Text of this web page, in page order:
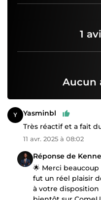
1
Aucun
Yasminbl
Très réactif et a fait
11 avr. 2025 à 08:02
Réponse de
🌟 Merci
fut un réel plaisir
à votre disposition